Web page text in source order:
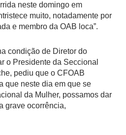
neste domingo em
muito, notadamente por
e membro da OAB loca”.
condição de Diretor do
o Presidente da Seccional
pediu que o CFOAB
que neste dia em que se
da Mulher, possamos dar
grave ocorrência,